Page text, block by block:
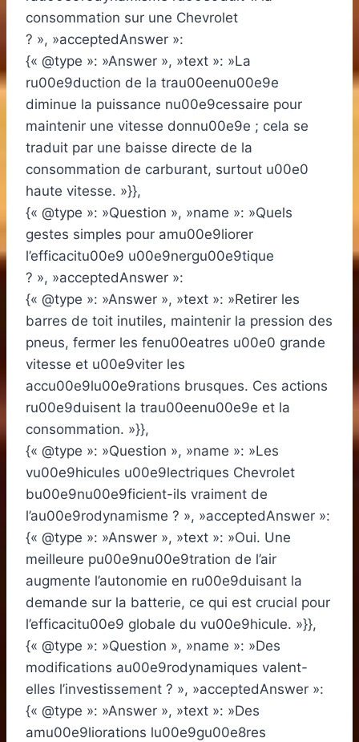
consommation sur une Chevrolet
? », »acceptedAnswer »:
{« @type »: »Answer », »text »: »La
ru00e9duction de la trau00eenu00e9e
diminue la puissance nu00e9cessaire pour
maintenir une vitesse donnu00e9e ; cela se
traduit par une baisse directe de la
consommation de carburant, surtout u00e0
haute vitesse. »}},
{« @type »: »Question », »name »: »Quels
gestes simples pour amu00e9liorer
l’efficacitu00e9 u00e9nergu00e9tique
? », »acceptedAnswer »:
{« @type »: »Answer », »text »: »Retirer les
barres de toit inutiles, maintenir la pression des
pneus, fermer les fenu00eatres u00e0 grande
vitesse et u00e9viter les
accu00e9lu00e9rations brusques. Ces actions
ru00e9duisent la trau00eenu00e9e et la
consommation. »}},
{« @type »: »Question », »name »: »Les
vu00e9hicules u00e9lectriques Chevrolet
bu00e9nu00e9ficient-ils vraiment de
l’au00e9rodynamisme ? », »acceptedAnswer »:
{« @type »: »Answer », »text »: »Oui. Une
meilleure pu00e9nu00e9tration de l’air
augmente l’autonomie en ru00e9duisant la
demande sur la batterie, ce qui est crucial pour
l’efficacitu00e9 globale du vu00e9hicule. »}},
{« @type »: »Question », »name »: »Des
modifications au00e9rodynamiques valent-
elles l’investissement ? », »acceptedAnswer »:
{« @type »: »Answer », »text »: »Des
amu00e9liorations lu00e9gu00e8res